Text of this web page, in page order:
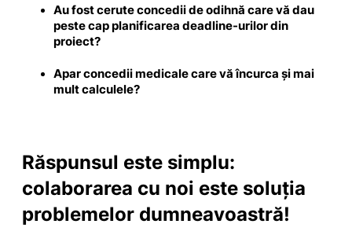
Au fost cerute concedii de odihnă care vă dau
peste cap planificarea deadline-urilor din
proiect?
Apar concedii medicale care vă încurca și mai
mult calculele?
Răspunsul este simplu:
colaborarea cu noi este soluția
problemelor dumneavoastră!